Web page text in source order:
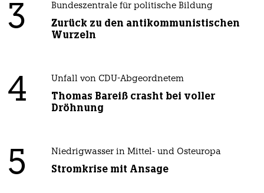
3 Bundeszentrale für politische Bildung
Zurück zu den antikommunistischen
Wurzeln
4 Unfall von CDU-Abgeordnetem
Thomas Bareiß crasht bei voller
Dröhnung
5 Niedrigwasser in Mittel- und Osteuropa
Stromkrise mit Ansage